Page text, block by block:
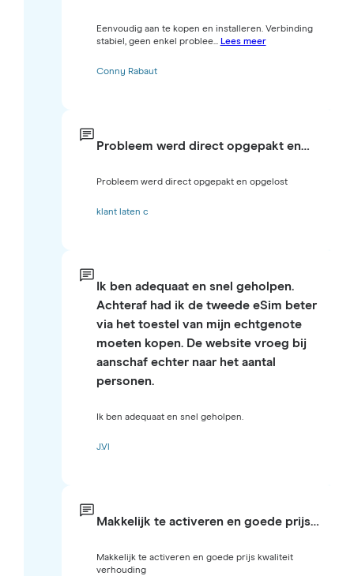
Eenvoudig aan te kopen en installeren. Verbinding
stabiel, geen enkel problee... Lees meer
Conny Rabaut
Probleem werd direct opgepakt en…
Probleem werd direct opgepakt en opgelost
klant laten c
Ik ben adequaat en snel geholpen.
Achteraf had ik de tweede eSim beter
via het toestel van mijn echtgenote
moeten kopen. De website vroeg bij
aanschaf echter naar het aantal
personen.
Ik ben adequaat en snel geholpen.
J.Vl
Makkelijk te activeren en goede prijs…
Makkelijk te activeren en goede prijs kwaliteit
verhouding